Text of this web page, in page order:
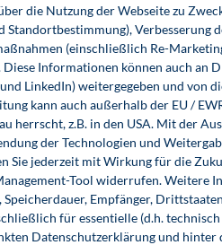
Pneumatic
The critical
inlet air
design and
39,80 €*
Buch E-
die Nutzung der Webseite zu
Standortbestimmung), Verbesserung
(einschließlich Re-
Diese Informationen können auch an
LinkedIn) weitergegeben und von
kann auch außerhalb der EU /
herrscht, z.B. in den USA. Mit der
der Technologien und
Sie jederzeit mit Wirkung für die
Tool widerrufen. Weitere
Empfänger,
für essentielle (d.h.
Datenschutzerklärung und hinter